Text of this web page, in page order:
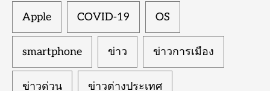
Apple COVID-19 OS
smartphone ข่าว ข่าวการเมือง
ข่าวด่วน ข่าวต่างประเทศ